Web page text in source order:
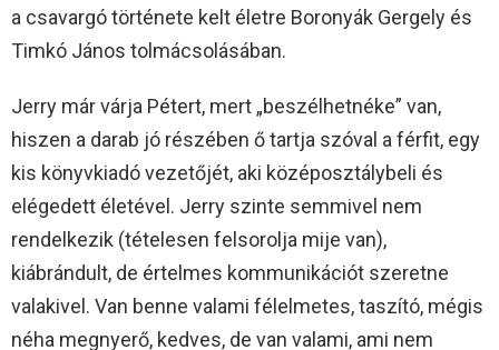
a csavargó története kelt életre Boronyák Gergely és
Timkó János tolmácsolásában.
Jerry már várja Pétert, mert „beszélhetnéke” van,
hiszen a darab jó részében ő tartja szóval a férfit, egy
kis könyvkiadó vezetőjét, aki középosztálybeli és
elégedett életével. Jerry szinte semmivel nem
rendelkezik (tételesen felsorolja mije van),
kiábrándult, de értelmes kommunikációt szeretne
valakivel. Van benne valami félelmetes, taszító, mégis
néha megnyerő, kedves, de van valami, ami nem